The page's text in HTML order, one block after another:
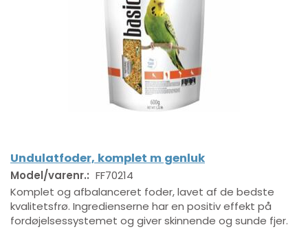
Undulatfoder, komplet m genluk
Model/varenr.: FF70214
Komplet og afbalanceret foder, lavet af de bedste
kvalitetsfrø. Ingredienserne har en positiv effekt på
fordøjelsessystemet og giver skinnende og sunde fjer.